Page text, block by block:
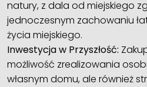
natury, z dala od miejskiego
jednoczesnym zachowaniu
życia miejskiego.
Inwestycja w Przyszłość:
możliwość zrealizowania
własnym domu, ale również